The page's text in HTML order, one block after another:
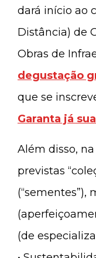
dará início ao
Distância) de
Obras de
degustação
que se
Garanta já
Além disso,
previstas
(“sementes”),
(de